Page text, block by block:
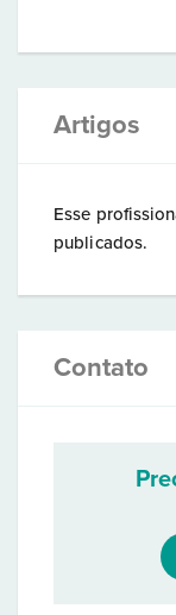
Artigos
Esse
publicados.
Contato